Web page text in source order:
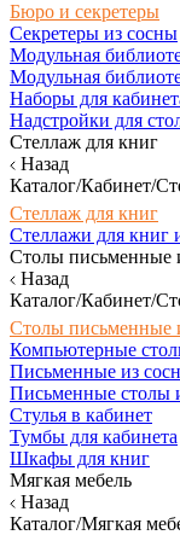
Бюро и секретеры
Секретеры из сосны
Модульная
Модульная
Наборы для
Надстройки для
Стеллаж для книг
Назад
Каталог/Кабинет/
Стеллаж для книг
Стеллажи для книг
Столы письменные
Назад
Каталог/Кабинет/
Столы письменные
Компьютерные
Письменные из
Письменные столы
Стулья в кабинет
Тумбы для кабинета
Шкафы для книг
Мягкая мебель
Назад
Каталог/Мягкая